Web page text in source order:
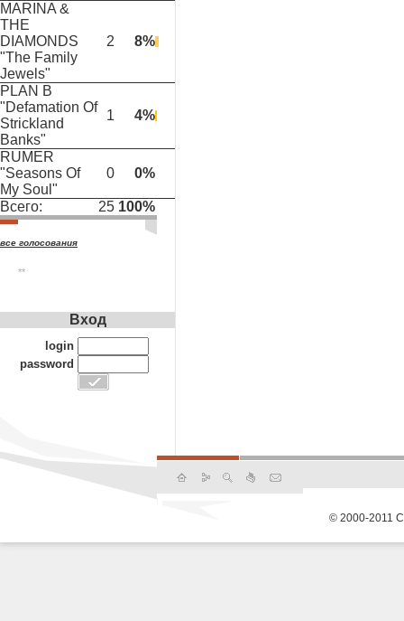
MARINA &
THE
DIAMONDS
"The Family
Jewels"
2 8%
PLAN B
"Defamation Of
Strickland
Banks"
1 4%
RUMER
"Seasons Of
My Soul"
0 0%
Всего: 25 100%
все голосования
**
Вход
login
password
© 2000-2011